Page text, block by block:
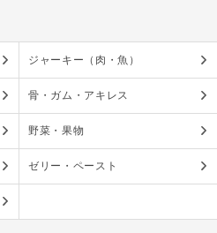
ジャーキー（肉・魚）
骨・ガム・アキレス
野菜・果物
ゼリー・ペースト